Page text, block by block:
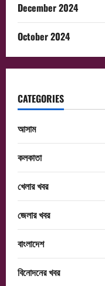
December 2024
October 2024
CATEGORIES
আসাম
কলকাতা
খেলার খবর
জেলার খবর
বাংলাদেশ
বিনোদনের খবর